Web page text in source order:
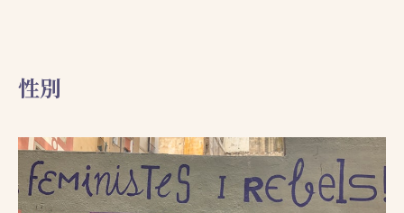
性別